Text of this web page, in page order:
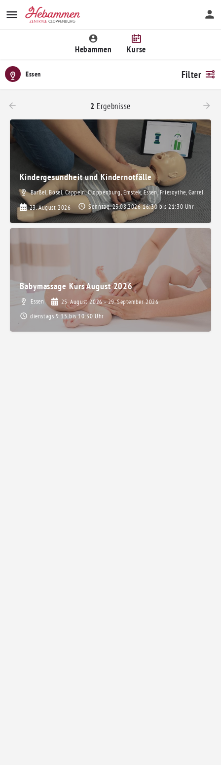
Hebammen Kurse
Essen Filter
2 Ergebnisse
Kindergesundheit und Kindernotfälle
Barßel, Bösel, Cappeln, Cloppenburg, Emstek, Essen, Friesoythe, Garrel,
23. August 2026
Sonntag, 23.08.2026 16:30 bis 21:30 Uhr
Babymassage Kurs August 2026
Essen
25. August 2026 - 29. September 2026
dienstags 9:15 bis 10:30 Uhr